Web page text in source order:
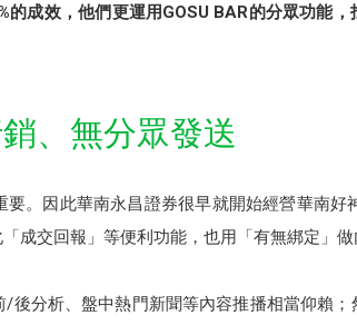
成效，他們更運用GOSU BAR的分眾功能
、無分眾發送
。因此華南永昌證券很早就開始經營華南好
成交回報」等便利功能，也用「有無綁定」做
分析、盤中熱門新聞等內容推播相當仰賴